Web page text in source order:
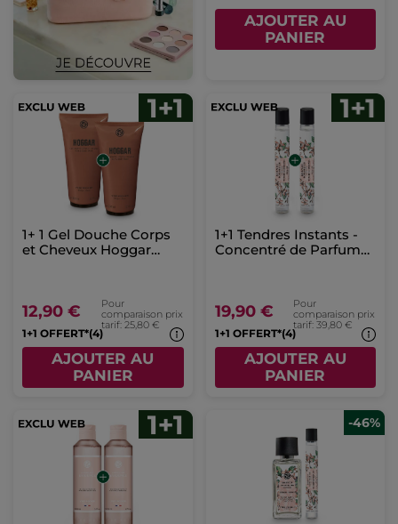
AJOUTER AU
PANIER
1+ 1 Gel Douche Corps
et Cheveux Hoggar
12,90 €
Pour
comparaison prix
tarif: 25,80 €
1+1 OFFERT*(4)
AJOUTER AU
PANIER
1+1 Tendres Instants -
Concentré de Parfum
19,90 €
Pour
comparaison prix
tarif: 39,80 €
1+1 OFFERT*(4)
AJOUTER AU
PANIER
-46%